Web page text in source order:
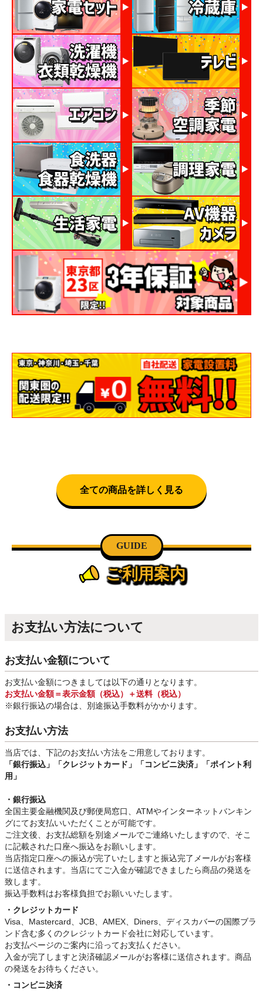
全ての商品を詳しく見る
GUIDE
ご利用案内
お支払い方法について
お支払い金額について
お支払い金額につきましては以下の通りとなります。
お支払い金額＝表示金額（税込）＋送料（税込）
※銀行振込の場合は、別途振込手数料がかかります。
お支払い方法
当店では、下記のお支払い方法をご用意しております。
「銀行振込」
「クレジットカード」「コンビニ決済」「ポイント利
用」
・銀行振込
全国主要金融機関及び郵便局窓口、ATMやインターネットバンキン
グにてお支払いいただくことが可能です。
ご注文後、お支払総額を別途メールでご連絡いたしますので、そこ
に記載された口座へ振込をお願いします。
当店指定口座への振込が完了いたしますと振込完了メールがお客様
に送信されます。当店にてご入金が確認できましたら商品の発送を
致します。
振込手数料はお客様負担でお願いいたします。
・クレジットカード
Visa、Mastercard、JCB、AMEX、Diners、ディスカバーの国際ブラ
ンド含む多くのクレジットカード会社に対応しています。
お支払ページのご案内に沿ってお支払ください。
入金が完了しますと決済確認メールがお客様に送信されます。商品
の発送をお待ちください。
・コンビニ決済